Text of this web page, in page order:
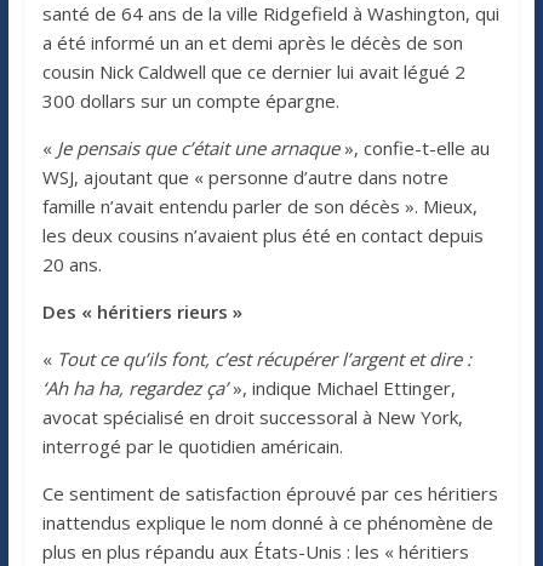
santé de 64 ans de la ville Ridgefield à Washington, qui
a été informé un an et demi après le décès de son
cousin Nick Caldwell que ce dernier lui avait légué 2
300 dollars sur un compte épargne.
« Je pensais que c’était une arnaque», confie-t-elle au
WSJ, ajoutant que « personne d’autre dans notre
famille n’avait entendu parler de son décès ». Mieux,
les deux cousins n’avaient plus été en contact depuis
20 ans.
Des « héritiers rieurs »
« Tout ce qu’ils font, c’est récupérer l’argent et dire :
‘Ah ha ha, regardez ça’», indique Michael Ettinger,
avocat spécialisé en droit successoral à New York,
interrogé par le quotidien américain.
Ce sentiment de satisfaction éprouvé par ces héritiers
inattendus explique le nom donné à ce phénomène de
plus en plus répandu aux États-Unis : les « héritiers